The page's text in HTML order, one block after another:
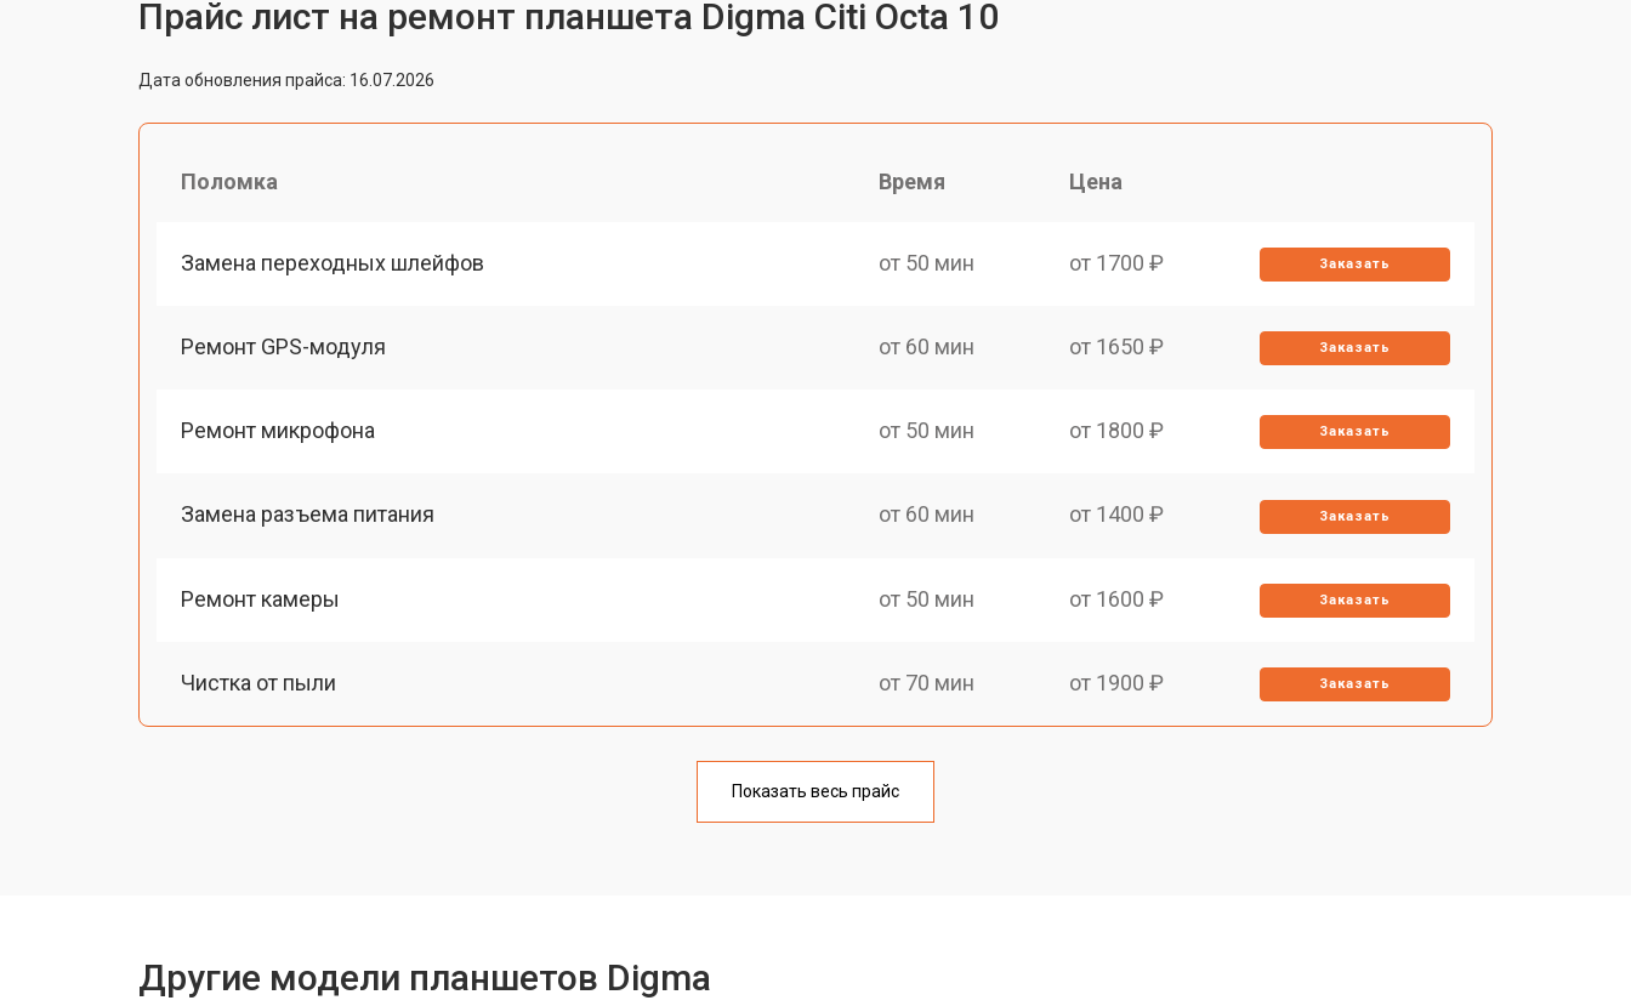
Прайс лист на ремонт планшета Digma Citi Octa 10
Дата обновления прайса: 16.07.2026
Поломка Время Цена
Замена переходных шлейфов от 50 мин от 1700 ₽ Заказать
Ремонт GPS-модуля от 60 мин от 1650 ₽ Заказать
Ремонт микрофона от 50 мин от 1800 ₽ Заказать
Замена разъема питания от 60 мин от 1400 ₽ Заказать
Ремонт камеры от 50 мин от 1600 ₽ Заказать
Чистка от пыли от 70 мин от 1900 ₽ Заказать
от 50 мин
Показать весь прайс
Другие модели планшетов Digma